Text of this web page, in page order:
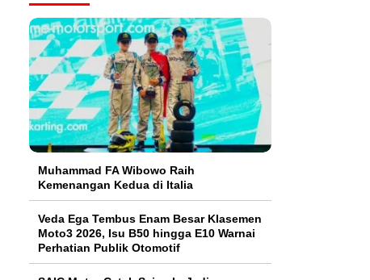
Muhammad FA Wibowo Raih
Kemenangan Kedua di Italia
Veda Ega Tembus Enam Besar Klasemen
Moto3 2026, Isu B50 hingga E10 Warnai
Perhatian Publik Otomotif